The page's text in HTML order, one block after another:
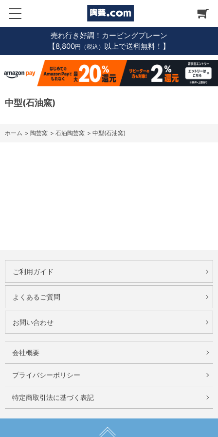
売れ行き好調！カービングプレーン
【8,800円（税込） 以上で送料無料！】
中型(石油窯)
ホーム > 陶芸窯 > 石油陶芸窯 > 中型(石油窯)
ご利用ガイド
よくあるご質問
お問い合わせ
会社概要
プライバシーポリシー
特定商取引法に基づく表記